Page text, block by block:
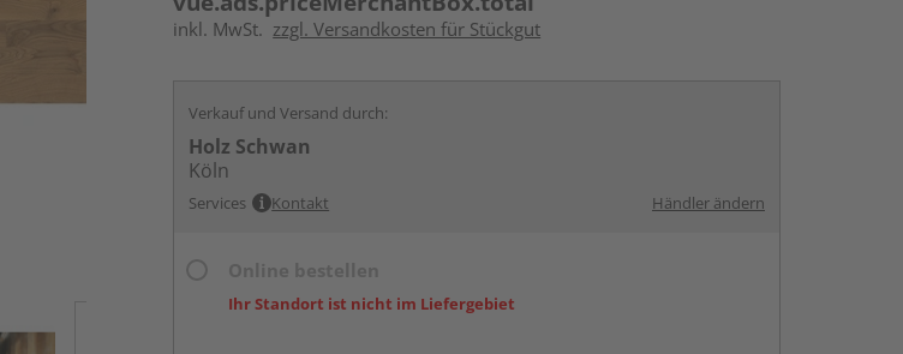
inkl. MwSt. zzgl. Versandkosten für Stückgut
Verkauf und Versand durch:
Holz Schwan
Köln
Services Kontakt Händler ändern
Ihr Standort ist nicht im Liefergebiet